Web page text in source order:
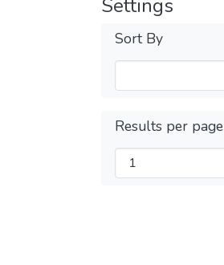
Settings
Sort By
Results per page